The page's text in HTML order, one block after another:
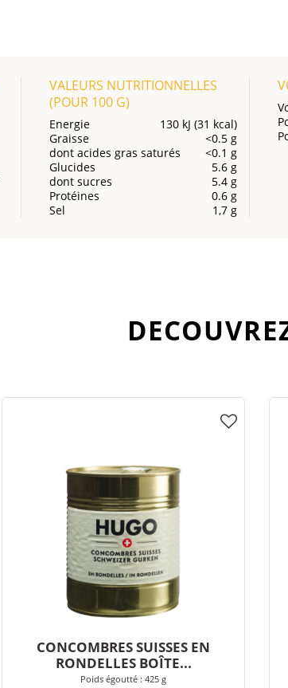
VALEURS NUTRITIONNELLES
(POUR 100 G)
Energie
130 kJ (31 kcal)
Graisse
<0.5 g
dont acides gras saturés
<0.1 g
Glucides
5.6 g
dont sucres
5.4 g
Protéines
0.6 g
Sel
1,7 g
CONCOMBRES SUISSES EN
RONDELLES BOÎTE...
Poids égoutté : 425 g